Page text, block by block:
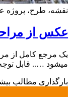
طرح، پروژه
از مراحل
کامل از مراحل
….. قابل توجه
مطالب بیشتر